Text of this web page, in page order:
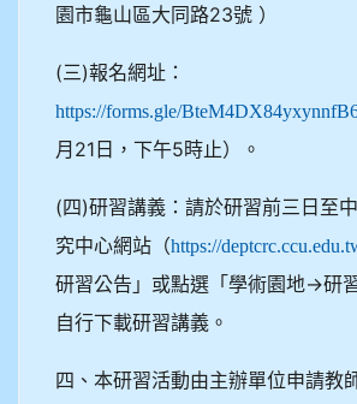
園市龜山區大同路23號 ）
(三)報名網址：
https://forms.gle/
月21日，下午5時止）。
(四)研習講義：請於研習前三日至
究中心網站（https://
研習公告」或點選「學術園地→研
自行下載研習講義。
四、本研習活動由主辦單位申請教